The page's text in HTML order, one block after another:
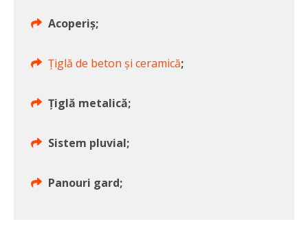
Acoperiș;
Țiglă de beton și ceramică;
Țiglă metalică;
Sistem pluvial;
Panouri gard;